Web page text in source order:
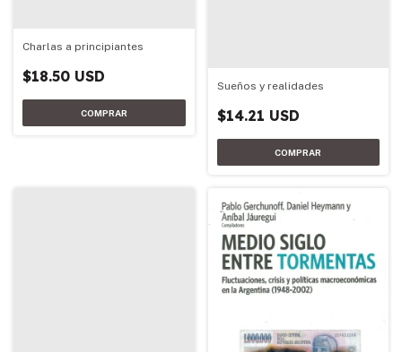
Charlas a principiantes
$18.50 USD
Sueños y realidades
$14.21 USD